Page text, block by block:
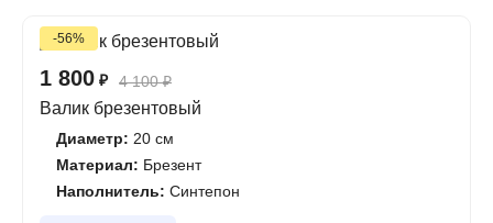
-56%
1 800 ₽ 4 100₽
Валик брезентовый
Диаметр: 20 см
Материал: Брезент
Наполнитель: Синтепон